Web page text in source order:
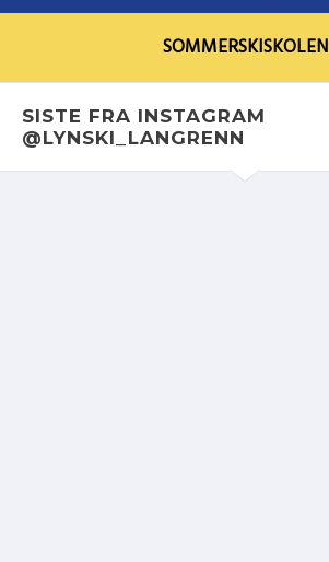
SOMMERSKISKOLEN
SISTE FRA INSTAGRAM
@LYNSKI_LANGRENN